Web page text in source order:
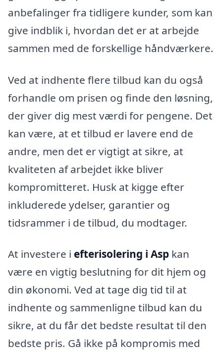
anbefalinger fra tidligere kunder, som kan
give indblik i, hvordan det er at arbejde
sammen med de forskellige håndværkere.
Ved at indhente flere tilbud kan du også
forhandle om prisen og finde den løsning,
der giver dig mest værdi for pengene. Det
kan være, at et tilbud er lavere end de
andre, men det er vigtigt at sikre, at
kvaliteten af arbejdet ikke bliver
kompromitteret. Husk at kigge efter
inkluderede ydelser, garantier og
tidsrammer i de tilbud, du modtager.
At investere i efterisolering i Asp kan
være en vigtig beslutning for dit hjem og
din økonomi. Ved at tage dig tid til at
indhente og sammenligne tilbud kan du
sikre, at du får det bedste resultat til den
bedste pris. Gå ikke på kompromis med